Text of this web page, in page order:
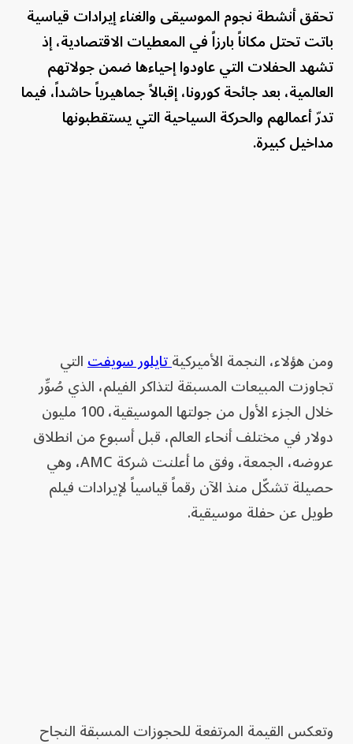
تحقق أنشطة نجوم الموسيقى والغناء إيرادات قياسية
باتت تحتل مكاناً بارزاً في المعطيات الاقتصادية، إذ
تشهد الحفلات التي عاودوا إحياءها ضمن جولاتهم
العالمية، بعد جائحة كورونا، إقبالاً جماهيرياً حاشداً، فيما
تدرّ أعمالهم والحركة السياحية التي يستقطبونها
مداخيل كبيرة.
ومن هؤلاء، النجمة الأميركيةتايلور سويفتالتي
تجاوزت المبيعات المسبقة لتذاكر الفيلم، الذي صُوِّر
خلال الجزء الأول من جولتها الموسيقية، 100 مليون
دولار في مختلف أنحاء العالم، قبل أسبوع من انطلاق
عروضه، الجمعة، وفق ما أعلنت شركة AMC، وهي
حصيلة تشكّل منذ الآن رقماً قياسياً لإيرادات فيلم
طويل عن حفلة موسيقية.
وتعكس القيمة المرتفعة للحجوزات المسبقة النجاح